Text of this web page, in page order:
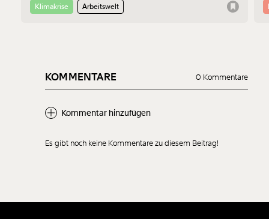
falsch.
Klimakrise Arbeitswelt
KOMMENTARE 0 Kommentare
Kommentar hinzufügen
Es gibt noch keine Kommentare zu diesem Beitrag!